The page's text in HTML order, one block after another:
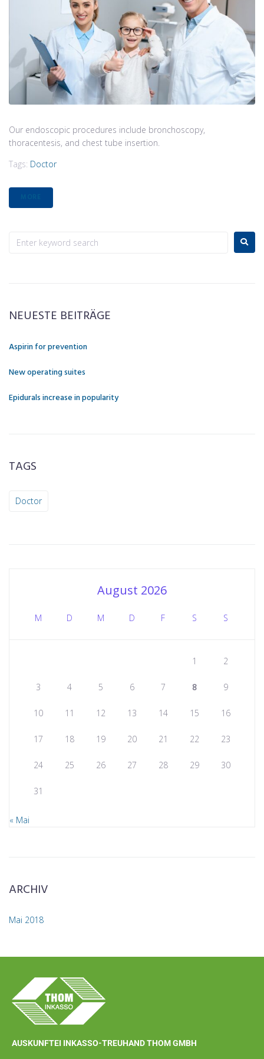
Our endoscopic procedures include bronchoscopy,
thoracentesis, and chest tube insertion.
Tags: Doctor
NEUESTE BEITRÄGE
Aspirin for prevention
New operating suites
Epidurals increase in popularity
TAGS
Doctor
August 2026
M D M D F S S
1 2
3 4 5 6 7 8 9
10 11 12 13 14 15 16
17 18 19 20 21 22 23
24 25 26 27 28 29 30
31
« Mai
ARCHIV
Mai 2018
AUSKUNFTEI INKASSO-TREUHAND THOM GMBH